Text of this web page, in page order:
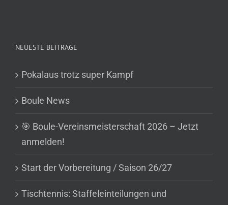
NEUESTE BEITRÄGE
Pokalaus trotz super Kampf
Boule News
🎯 Boule-Vereinsmeisterschaft 2026 – Jetzt
anmelden!
Start der Vorbereitung / Saison 26/27
Tischtennis: Staffeleinteilungen und